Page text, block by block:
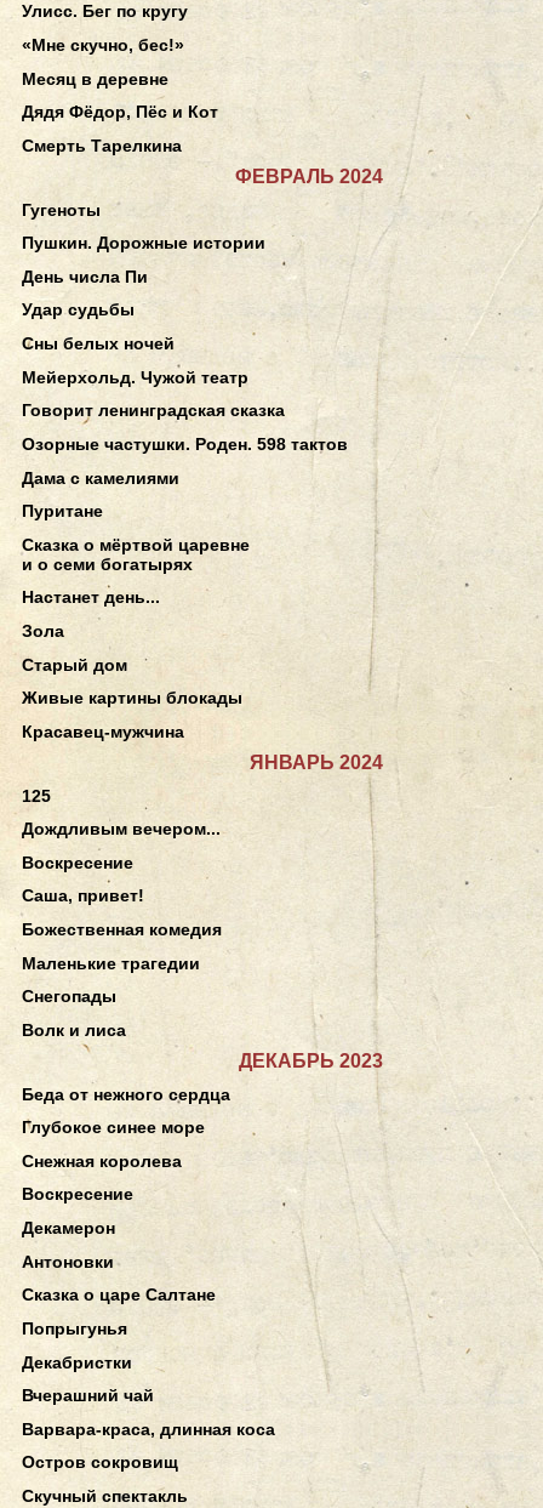
Улисс. Бег по кругу
«Мне скучно, бес!»
Месяц в деревне
Дядя Фёдор, Пёс и Кот
Смерть Тарелкина
ФЕВРАЛЬ 2024
Гугеноты
Пушкин. Дорожные истории
День числа Пи
Удар судьбы
Сны белых ночей
Мейерхольд. Чужой театр
Говорит ленинградская сказка
Озорные частушки. Роден. 598 тактов
Дама с камелиями
Пуритане
Сказка о мёртвой царевне
и о семи богатырях
Настанет день...
Зола
Старый дом
Живые картины блокады
Красавец-мужчина
ЯНВАРЬ 2024
125
Дождливым вечером...
Воскресение
Саша, привет!
Божественная комедия
Маленькие трагедии
Снегопады
Волк и лиса
ДЕКАБРЬ 2023
Беда от нежного сердца
Глубокое синее море
Снежная королева
Воскресение
Декамерон
Антоновки
Сказка о царе Салтане
Попрыгунья
Декабристки
Вчерашний чай
Варвара-краса, длинная коса
Остров сокровищ
Скучный спектакль